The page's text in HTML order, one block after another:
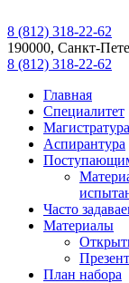
8 (812) 318-22-62
190000, Санкт-
8 (812) 318-22-62
Главная
Специалитет
Магистратура
Аспирантура
Часто
Материалы
План набора